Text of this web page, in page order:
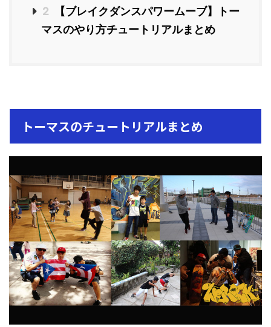
2
【ブレイクダンスパワームーブ】トー
マスのやり方チュートリアルまとめ
トーマスのチュートリアルまとめ